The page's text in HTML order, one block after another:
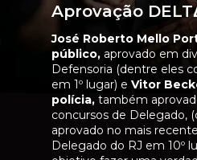
12. Cooperação Jurídica
internacionais e nacionais.
Sujeitos da cooperação.
Espécies. Via
central.
Via do contato direto
Assistência jurídica
Rogatória. Auxílio Direto.
Homologação de
Estrangeira. Extradição.
Aprovação
José Roberto Mello
público, aprovado em
Defensoria (dentre eles
em 1º lugar) e Vitor
polícia, também
concursos de Delegado,
aprovado no mais
Delegado do RJ em 10º